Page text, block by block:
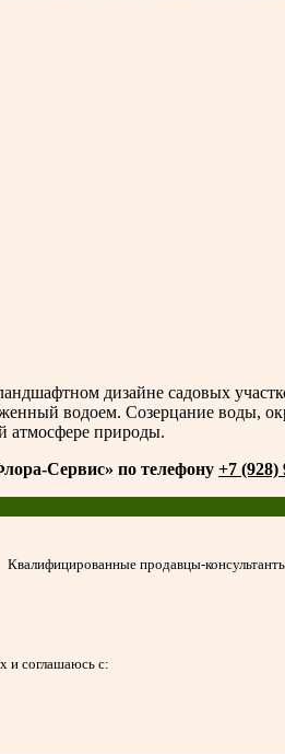
дизайне садовых
водоем. Созерцание воды,
атмосфере природы.
Сервис» по телефону +7 (928)
Квалифицированные продавцы-
и соглашаюсь с: